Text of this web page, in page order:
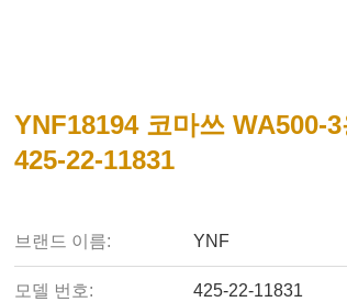
YNF18194 코마쓰 WA500-
425-22-11831
브랜드 이름: YNF
모델 번호: 425-22-11831